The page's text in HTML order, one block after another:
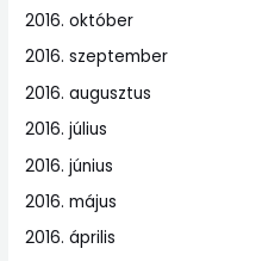
2016. október
2016. szeptember
2016. augusztus
2016. július
2016. június
2016. május
2016. április